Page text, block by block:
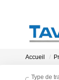
Accueil
Type de